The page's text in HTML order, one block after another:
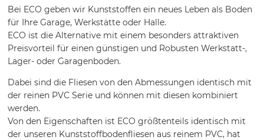
Bei ECO geben wir Kunststoffen ein neues Leben als Boden
für Ihre Garage, Werkstätte oder Halle.
ECO ist die Alternative mit einem besonders attraktiven
Preisvorteil für einen günstigen und Robusten Werkstatt-,
Lager- oder Garagenboden.
Dabei sind die Fliesen von den Abmessungen identisch mit
der reinen PVC Serie und können mit diesen kombiniert
werden.
Von den Eigenschaften ist ECO größtenteils identisch mit
der unseren Kunststoffbodenfliesen aus reinem PVC, hat